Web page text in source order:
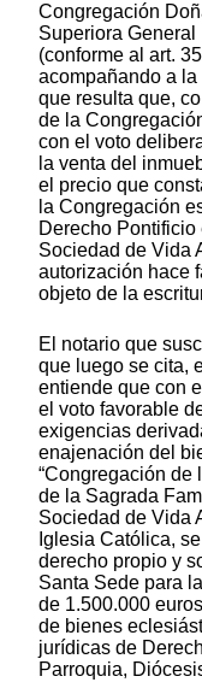
Congregación
Superiora General
(conforme al art.
acompañando a
que resulta que,
de la
con el voto
la venta del
el precio que
la Congregación
Derecho
Sociedad de Vida
autorización hace
objeto de la
El notario que
que luego se cita,
entiende que con
el voto favorable
exigencias
enajenación del
“Congregación de
de la Sagrada
Sociedad de Vida
Iglesia Católica,
derecho propio y
Santa Sede para
de 1.500.000
de bienes
jurídicas de
Parroquia,